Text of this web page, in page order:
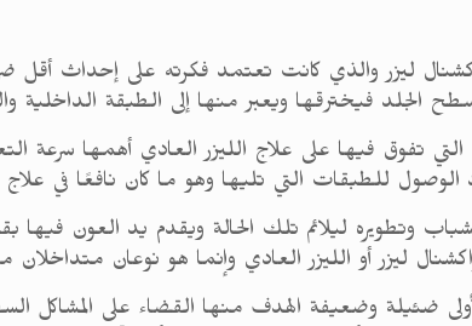
ليزر والذي كانت تعتمد فكرته على إحداث أقل
فيخترقها ويعبر منها إلى الطبقة الداخلية
تفوق فيها على علاج الليزر العادي أهمها سرعة
الوصول للطبقات التي تليها وهو ما كان نافعًا في
وتطويره ليلائم تلك الحالة ويقدم يد العون فيها
ليزر أو الليزر العادي وإنما هو نوعان
ضئيلة وضعيفة الهدف منها القضاء على المشاكل